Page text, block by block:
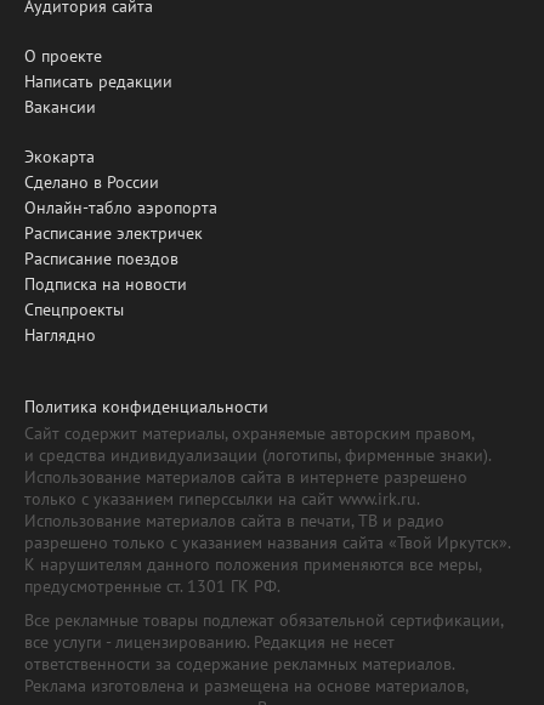
Аудитория сайта
О проекте
Написать редакции
Вакансии
Экокарта
Сделано в России
Онлайн-табло аэропорта
Расписание электричек
Расписание поездов
Подписка на новости
Спецпроекты
Наглядно
Политика конфиденциальности
Сайт содержит материалы, охраняемые авторским правом,
и средства индивидуализации (логотипы, фирменные знаки).
Использование материалов сайта в интернете разрешено
только с указанием гиперссылки на сайт www.irk.ru.
Использование материалов сайта в печати, ТВ и радио
разрешено только с указанием названия сайта «Твой Иркутск».
К нарушителям данного положения применяются все меры,
предусмотренные ст. 1301 ГК РФ.
Все рекламные товары подлежат обязательной сертификации,
все услуги - лицензированию. Редакция не несет
ответственности за содержание рекламных материалов.
Реклама изготовлена и размещена на основе материалов,